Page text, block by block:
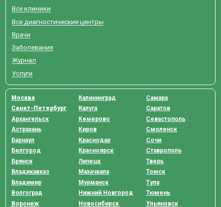
Все клиники
Все диагностические центры
Врачи
Заболевания
Журнал
Услуги
Москва
Санкт-Петербург
Архангельск
Астрахань
Барнаул
Белгород
Брянск
Владикавказ
Владимир
Волгоград
Воронеж
Калининград
Калуга
Кемерово
Киров
Краснодар
Красноярск
Липецк
Махачкала
Мурманск
Нижний Новгород
Новосибирск
Самара
Саратов
Севастополь
Смоленск
Сочи
Ставрополь
Тверь
Томск
Тула
Тюмень
Ульяновск